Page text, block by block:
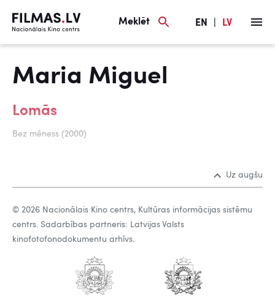
Meklēt EN LV
Maria Miguel
Lomās
Bez mēness (2000)
Uz augšu
© 2026 Nacionālais Kino centrs, Kultūras informācijas sistēmu
centrs. Sadarbības partneris: Latvijas Valsts
kinofotofonodokumentu arhīvs.